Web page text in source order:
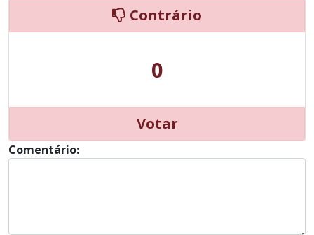
Contrário
0
Votar
Comentário: